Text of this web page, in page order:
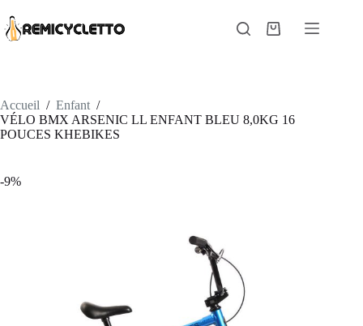
au
contenu
Panier
Accueil / Enfant /
VÉLO BMX ARSENIC LL ENFANT BLEU 8,0KG 16
POUCES KHEBIKES
-9%